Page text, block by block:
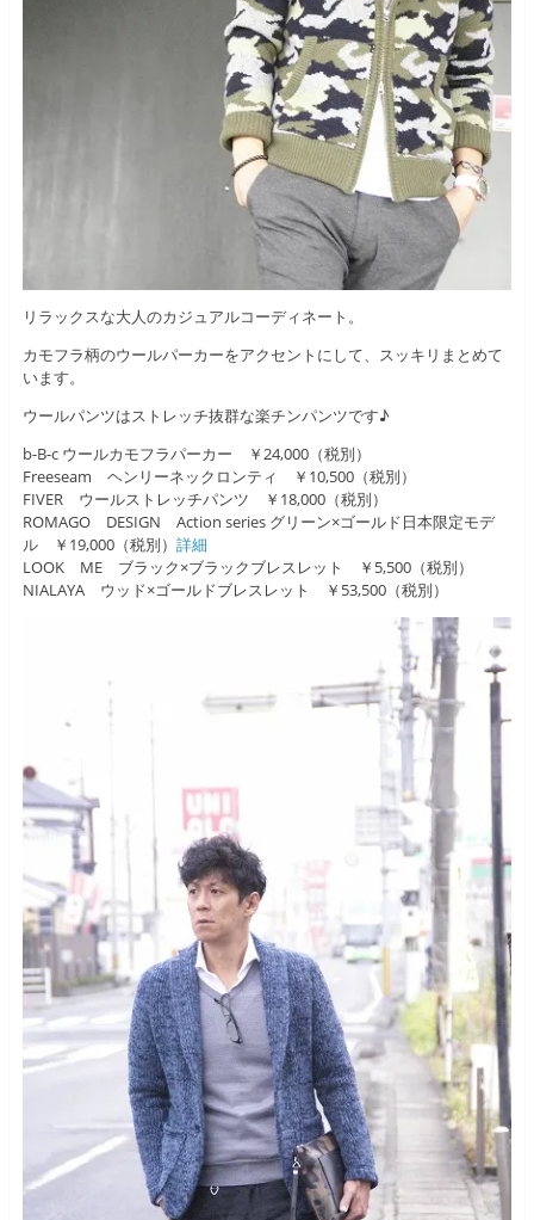
リラックスな大人のカジュアルコーディネート。
カモフラ柄のウールパーカーをアクセントにして、スッキリまとめて
います。
ウールパンツはストレッチ抜群な楽チンパンツです♪
b-B-c ウールカモフラパーカー ￥24,000（税別）
Freeseam ヘンリーネックロンティ ￥10,500（税別）
FIVER ウールストレッチパンツ ￥18,000（税別）
ROMAGO DESIGN Action series グリーン×ゴールド日本限定モデ
ル ￥19,000（税別） 詳細
LOOK ME ブラック×ブラックブレスレット ￥5,500（税別）
NIALAYA ウッド×ゴールドブレスレット ￥53,500（税別）